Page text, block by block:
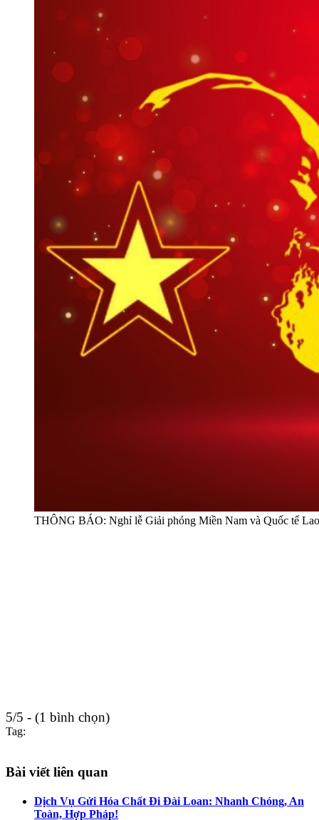
THÔNG BÁO: Nghỉ lễ Giải phóng Miền Nam và Quốc tế
5/5 - (1 bình chọn)
Tag:
Bài viết liên quan
Dịch Vụ Gửi Hóa Chất Đi Đài Loan: Nhanh Chóng, An
Toàn, Hợp Pháp!